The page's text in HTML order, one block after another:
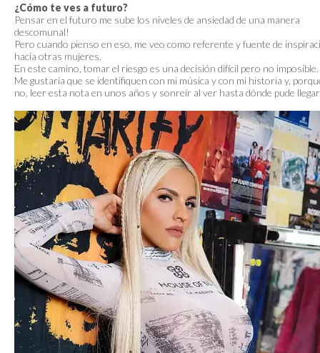
¿Cómo te ves a futuro?
Pensar en el futuro me sube los niveles de ansiedad de una manera
descomunal!
Pero cuando pienso en eso, me veo como referente y fuente de
hacia otras mujeres.
En este camino, tomar el riesgo es una decisión difícil pero no imposible.
Me gustaría que se identifiquen con mi música y con mi historia y,
no, leer esta nota en unos años y sonreír al ver hasta dónde pude